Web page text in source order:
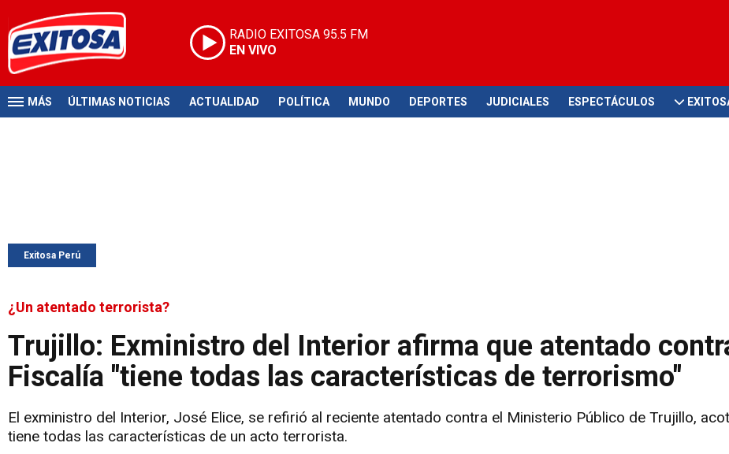
RADIO EXITOSA 95.5 FM
EN VIVO
MÁS ÚLTIMAS NOTICIAS ACTUALIDAD POLÍTICA MUNDO DEPORTES JUDICIALES ESPECTÁCULOS
Exitosa Perú
¿Un atentado terrorista?
Trujillo: Exministro del Interior afirma que atentado
Fiscalía "tiene todas las características de terrorismo"
El exministro del Interior, José Elice, se refirió al reciente atentado contra el Ministerio Público de Trujillo,
tiene todas las características de un acto terrorista.